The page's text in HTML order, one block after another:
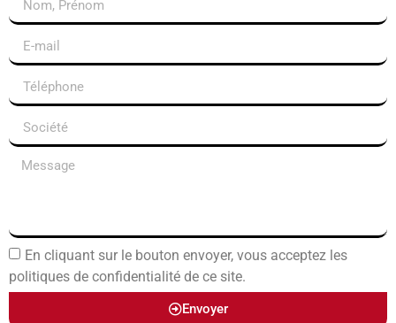
En cliquant sur le bouton envoyer, vous acceptez les
politiques de confidentialité de ce site.
Envoyer